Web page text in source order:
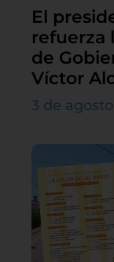
El
refuerza
de
Víctor
3 de